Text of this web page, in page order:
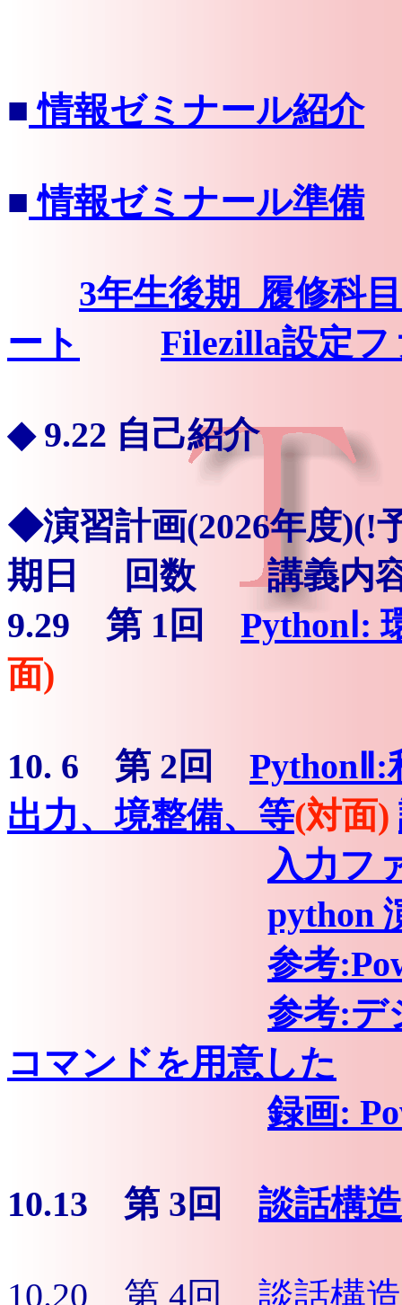
■ 情報ゼミナール紹介
■ 情報ゼミナール準備
3年生後期_履修科
ート
Filezilla設定フ
◆9.22 自己紹介
◆演習計画(2026年度)(!
期日 回数 講義内容
9.29 第 1回 PythonⅠ:
面)
10. 6 第 2回 PythonⅡ:
出力、境整備、等(対面)
入力フ
python
参考
参考:デ
コマンドを用意した
録画:
10.13 第 3回 談話構
10.20 第 4回 談話構